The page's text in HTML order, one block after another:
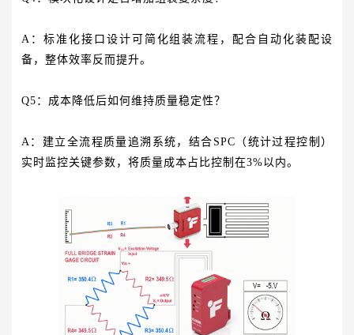
A：标准化接口设计可简化组装流程，配合自动化装配设
备，整体效率反而提升。
Q5：成本降低后如何维持质量稳定性？
A：建立全流程质量追溯系统，结合SPC（统计过程控制）
实时监控关键参数，将质量成本占比控制在3%以内。